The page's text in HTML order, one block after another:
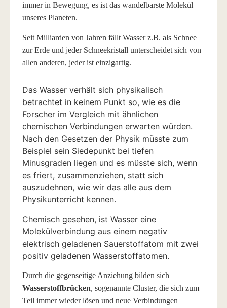
immer in Bewegung, es ist das wandelbarste Molekül
unseres Planeten.
Seit Milliarden von Jahren fällt Wasser z.B. als Schnee
zur Erde und jeder Schneekristall unterscheidet sich von
allen anderen, jeder ist einzigartig.
Das Wasser verhält sich physikalisch
betrachtet in keinem Punkt so, wie es die
Forscher im Vergleich mit ähnlichen
chemischen Verbindungen erwarten würden.
Nach den Gesetzen der Physik müsste zum
Beispiel sein Siedepunkt bei tiefen
Minusgraden liegen und es müsste sich, wenn
es friert, zusammenziehen, statt sich
auszudehnen, wie wir das alle aus dem
Physikunterricht kennen.
Chemisch gesehen, ist Wasser eine
Molekülverbindung aus einem negativ
elektrisch geladenen Sauerstoffatom mit zwei
positiv geladenen Wasserstoffatomen.
Durch die gegenseitige Anziehung bilden sich
Wasserstoffbrücken, sogenannte Cluster, die sich zum
Teil immer wieder lösen und neue Verbindungen